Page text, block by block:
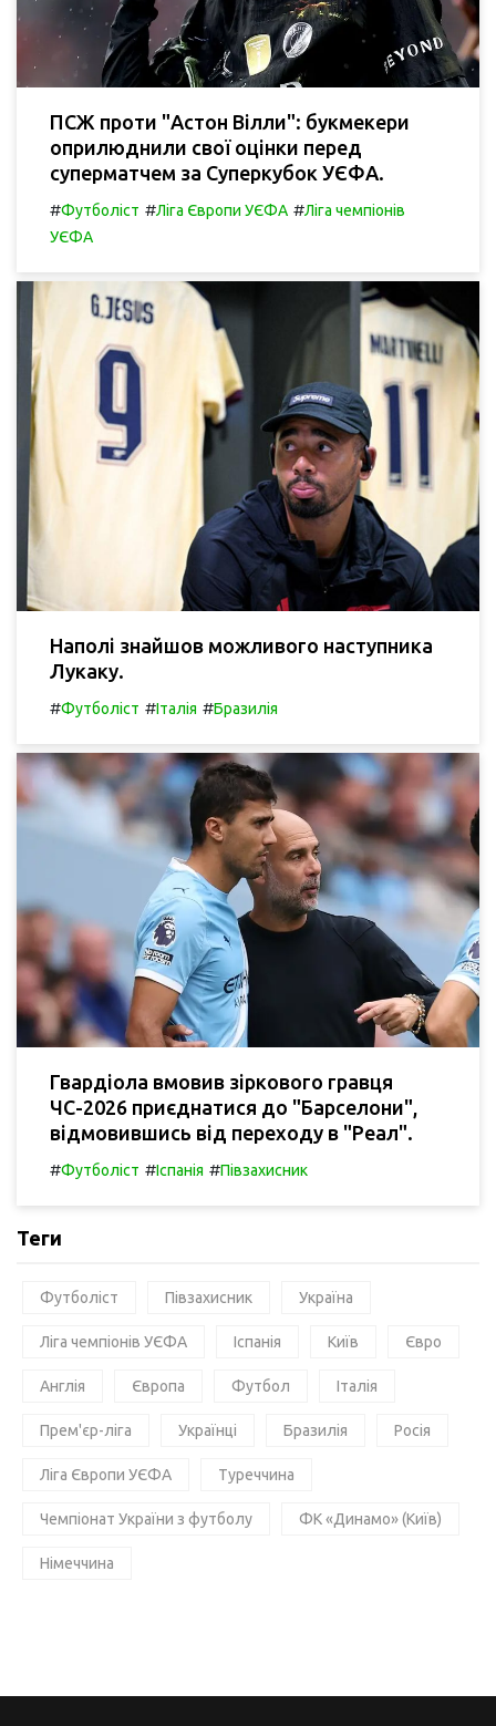
ПСЖ проти "Астон Вілли": букмекери
оприлюднили свої оцінки перед
суперматчем за Суперкубок УЄФА.
#Футболіст #Ліга Європи УЄФА #Ліга чемпіонів
УЄФА
Наполі знайшов можливого наступника
Лукаку.
#Футболіст #Італія #Бразилія
Гвардіола вмовив зіркового гравця
ЧС-2026 приєднатися до "Барселони",
відмовившись від переходу в "Реал".
#Футболіст #Іспанія #Півзахисник
Теги
Футболіст Півзахисник Україна
Ліга чемпіонів УЄФА Іспанія Київ Євро
Англія Європа Футбол Італія
Прем'єр-ліга Українці Бразилія Росія
Ліга Європи УЄФА Туреччина
Чемпіонат України з футболу ФК «Динамо» (Київ)
Німеччина